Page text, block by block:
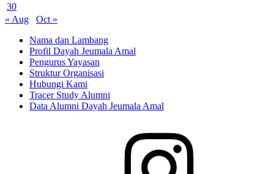
30
« Aug
Oct »
Nama dan Lambang
Profil Dayah Jeumala Amal
Pengurus Yayasan
Struktur Organisasi
Hubungi Kami
Tracer Study Alumni
Data Alumni Dayah Jeumala Amal